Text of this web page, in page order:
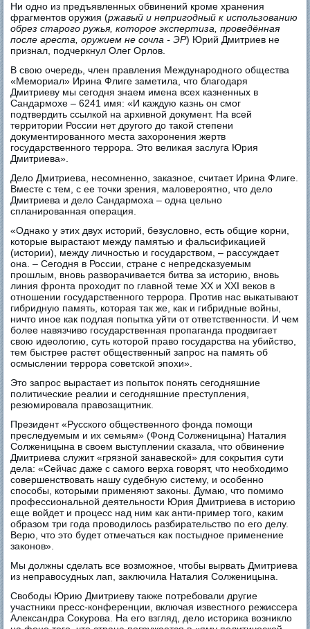
Ни одно из предъявленных обвинений кроме хранения
фрагментов оружия (ржавый и непригодный к использованию
обрез старого ружья, которое экспертиза, проведённая
после ареста, оружием не сочла - ЭР) Юрий Дмитриев не
признал, подчеркнул Олег Орлов.
В свою очередь, член правления Международного общества
«Мемориал» Ирина Флиге заметила, что благодаря
Дмитриеву мы сегодня знаем имена всех казненных в
Сандармохе – 6241 имя: «И каждую казнь он смог
подтвердить ссылкой на архивной документ. На всей
территории России нет другого до такой степени
документированного места захоронения жертв
государственного террора. Это великая заслуга Юрия
Дмитриева».
Дело Дмитриева, несомненно, заказное, считает Ирина Флиге.
Вместе с тем, с ее точки зрения, маловероятно, что дело
Дмитриева и дело Сандармоха – одна цельно
спланированная операция.
«Однако у этих двух историй, безусловно, есть общие корни,
которые вырастают между памятью и фальсификацией
(истории), между личностью и государством, – рассуждает
она. – Сегодня в России, стране с непредсказуемым
прошлым, вновь разворачивается битва за историю, вновь
линия фронта проходит по главной теме ХХ и ХХI веков в
отношении государственного террора. Против нас выкатывают
гибридную память, которая так же, как и гибридные войны,
ничто иное как подлая попытка уйти от ответственности. И чем
более навязчиво государственная пропаганда продвигает
свою идеологию, суть которой право государства на убийство,
тем быстрее растет общественный запрос на память об
осмыслении террора советской эпохи».
Это запрос вырастает из попыток понять сегодняшние
политические реалии и сегодняшние преступления,
резюмировала правозащитник.
Президент «Русского общественного фонда помощи
преследуемым и их семьям» (Фонд Солженицына) Наталия
Солженицына в своем выступлении сказала, что обвинение
Дмитриева служит «грязной занавеской» для сокрытия сути
дела: «Сейчас даже с самого верха говорят, что необходимо
совершенствовать нашу судебную систему, и особенно
способы, которыми применяют законы. Думаю, что помимо
профессиональной деятельности Юрия Дмитриева в историю
еще войдет и процесс над ним как анти-пример того, каким
образом три года проводилось разбирательство по его делу.
Верю, что это будет отмечаться как постыдное применение
законов».
Мы должны сделать все возможное, чтобы вырвать Дмитриева
из неправосудных лап, заключила Наталия Солженицына.
Свободы Юрию Дмитриеву также потребовали другие
участники пресс-конференции, включая известного режиссера
Александра Сокурова. На его взгляд, дело историка возникло